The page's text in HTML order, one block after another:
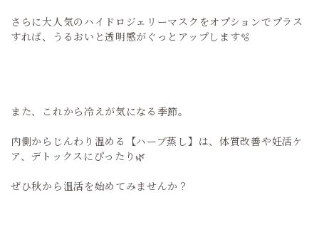
さらに大人気のハイドロジェリーマスクをオプションでプラス
すれば、うるおいと透明感がぐっとアップします🫧
また、これから冷えが気になる季節。
内側からじんわり温める【ハーブ蒸し】は、体質改善や妊活ケ
ア、デトックスにぴったり🌿
ぜひ秋から温活を始めてみませんか？